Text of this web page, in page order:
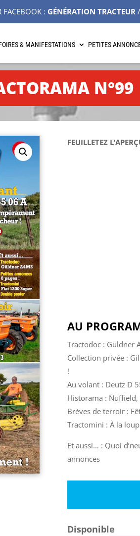
FACEBOOK : GÉNÉRATION TRACTEUR
& MANIFESTATIONS PETITES
N°99
FEUILLETEZ
AU
Tractodoc : Güldner
Collection privée :
!
Au volant : Deutz D
Historama :
Brèves de terroir :
Tractomini : À la
Et aussi… : Quoi
annonces
Disponible